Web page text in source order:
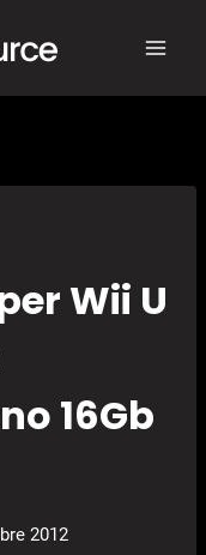
Wii U
16Gb
2012